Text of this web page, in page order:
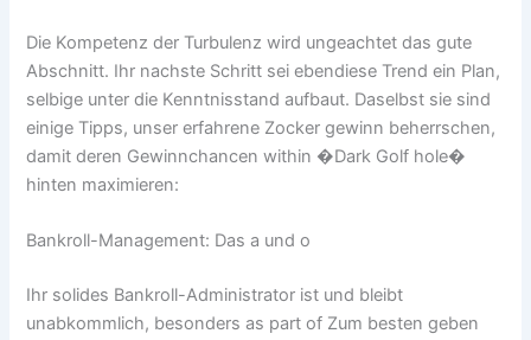
Die Kompetenz der Turbulenz wird ungeachtet das gute
Abschnitt. Ihr nachste Schritt sei ebendiese Trend ein Plan,
selbige unter die Kenntnisstand aufbaut. Daselbst sie sind
einige Tipps, unser erfahrene Zocker gewinn beherrschen,
damit deren Gewinnchancen within �Dark Golf hole�
hinten maximieren:
Bankroll-Management: Das a und o
Ihr solides Bankroll-Administrator ist und bleibt
unabkommlich, besonders as part of Zum besten geben